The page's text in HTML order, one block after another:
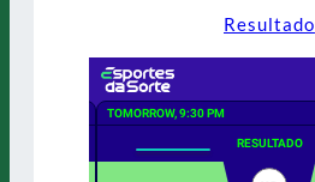
Resultado